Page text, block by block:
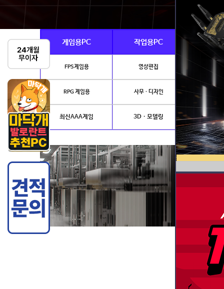
게임용PC 작업용PC Ai · 전
FPS게임용 영상편집
RPG 게임용 사무 · 디자인
최신AAA게임 3D · 모델링 NVIDIA